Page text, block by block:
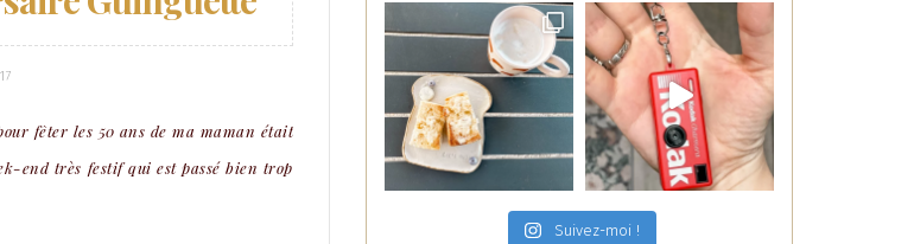
fêter les 50 ans de ma maman était
end très festif qui est passé bien trop
Suivez-moi !